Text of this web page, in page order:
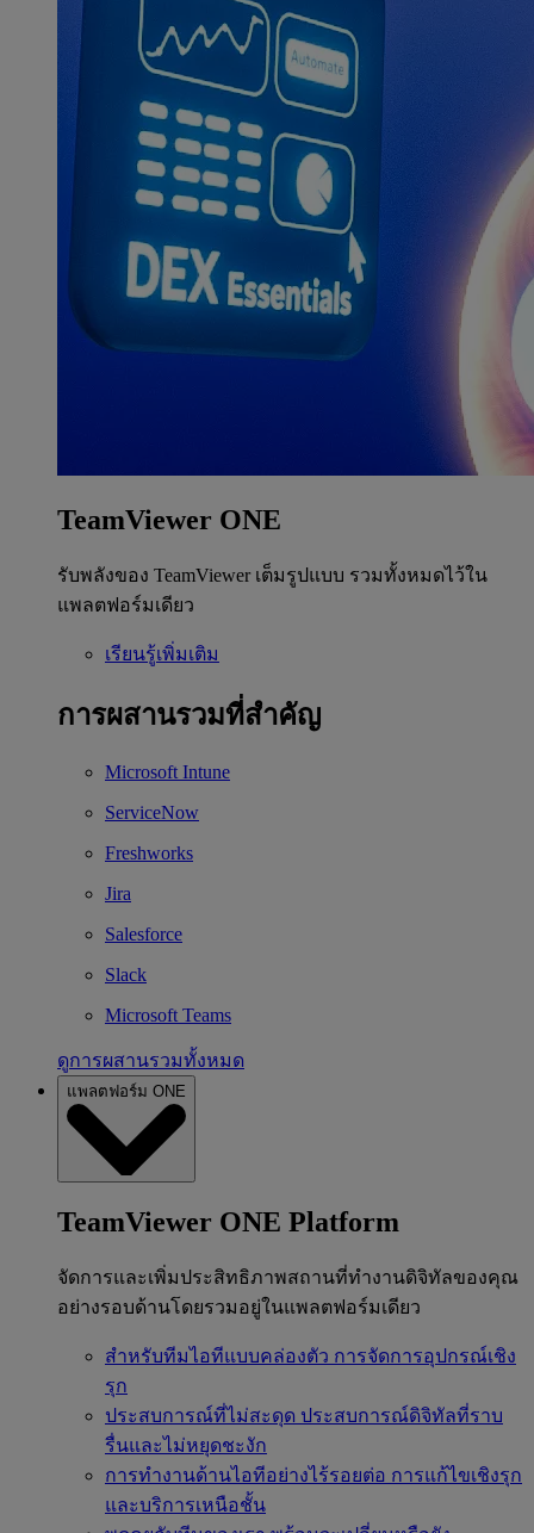
TeamViewer ONE
รับพลังของ TeamViewer เต็มรูปแบบ รวมทั้งหมดไว้ใน
แพลตฟอร์มเดียว
เรียนรู้เพิ่มเติม
การผสานรวมที่สำคัญ
Microsoft Intune
ServiceNow
Freshworks
Jira
Salesforce
Slack
Microsoft Teams
ดูการผสานรวมทั้งหมด
แพลตฟอร์ม ONE
TeamViewer ONE Platform
จัดการและเพิ่มประสิทธิภาพสถานที่ทำงานดิจิทัลของคุณ
อย่างรอบด้านโดยรวมอยู่ในแพลตฟอร์มเดียว
สำหรับทีมไอทีแบบคล่องตัว การจัดการอุปกรณ์เชิง
รุก
ประสบการณ์ที่ไม่สะดุด ประสบการณ์ดิจิทัลที่ราบ
รื่นและไม่หยุดชะงัก
การทำงานด้านไอทีอย่างไร้รอยต่อ การแก้ไขเชิงรุก
และบริการเหนือชั้น